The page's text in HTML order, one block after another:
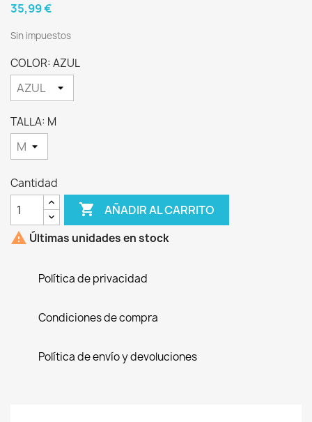
35,99 €
Sin impuestos
COLOR: AZUL
TALLA: M
Cantidad
 AÑADIR AL CARRITO
 Últimas unidades en stock
Política de privacidad
Condiciones de compra
Política de envío y devoluciones